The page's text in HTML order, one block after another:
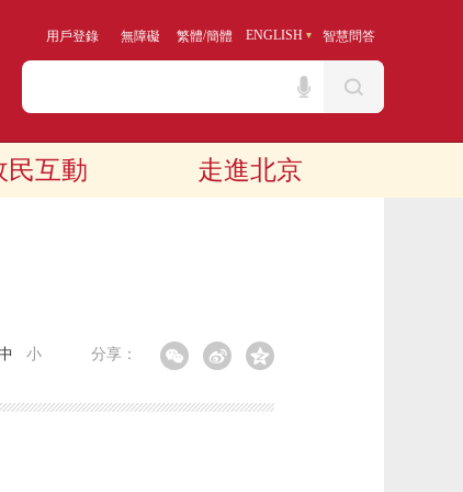
用戶登錄 無障礙 繁體/簡體 ENGLISH 智慧問答
民互動 走進北京
分享：
小